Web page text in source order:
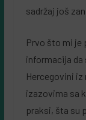
sadržaj još
Prvo što mi je
informacija da
Hercegovini
izazovima sa
praksi, šta su